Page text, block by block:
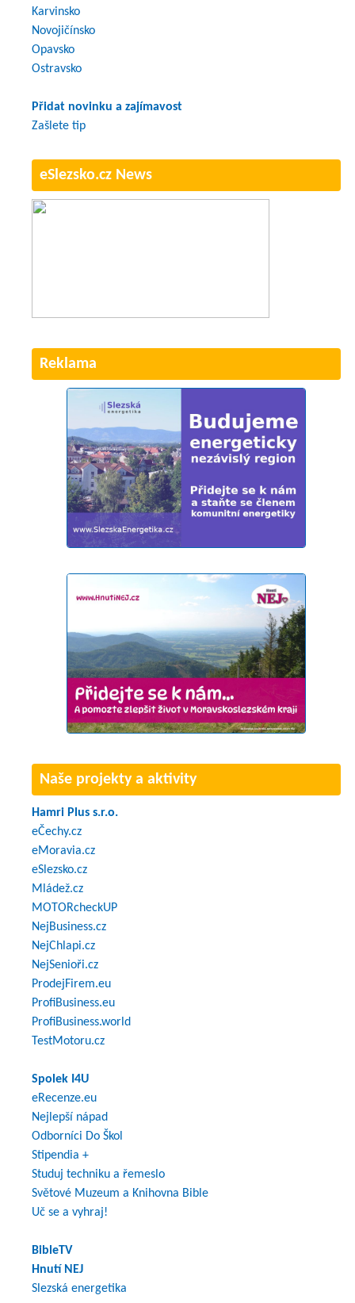
Karvinsko
Novojičínsko
Opavsko
Ostravsko
Přidat novinku a zajímavost
Zašlete tip
eSlezsko.cz News
Reklama
Naše projekty a aktivity
Hamri Plus s.r.o.
eČechy.cz
eMoravia.cz
eSlezsko.cz
Mládež.cz
MOTORcheckUP
NejBusiness.cz
NejChlapi.cz
NejSenioři.cz
ProdejFirem.eu
ProfiBusiness.eu
ProfiBusiness.world
TestMotoru.cz
Spolek I4U
eRecenze.eu
Nejlepší nápad
Odborníci Do Škol
Stipendia +
Studuj techniku a řemeslo
Světové Muzeum a Knihovna Bible
Uč se a vyhraj!
BibleTV
Hnutí NEJ
Slezská energetika